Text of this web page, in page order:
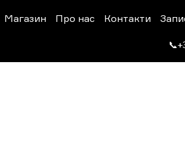
Магазин Про нас Контакти